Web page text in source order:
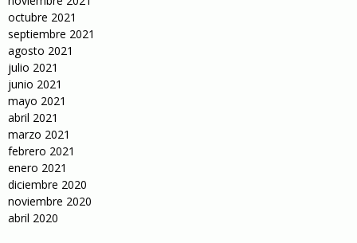
octubre 2021
septiembre 2021
agosto 2021
julio 2021
junio 2021
mayo 2021
abril 2021
marzo 2021
febrero 2021
enero 2021
diciembre 2020
noviembre 2020
abril 2020